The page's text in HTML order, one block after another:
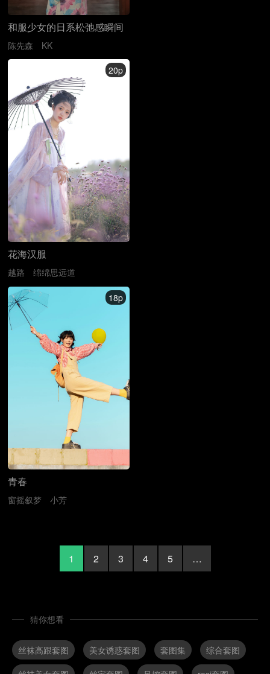
和服少女的日系松弛感瞬间
陈先森 KK
20p
花海汉服
越路 绵绵思远道
18p
青春
窗摇叙梦 小芳
1 2 3 4 5 …
猜你想看
丝袜高跟套图 美女诱惑套图 套图集
综合套图